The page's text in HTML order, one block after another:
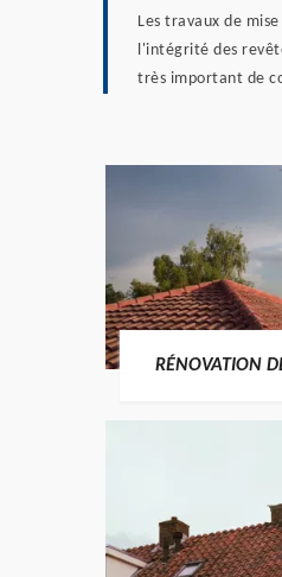
Les travaux de
l'intégrité des
très important de
RÉNOVATION